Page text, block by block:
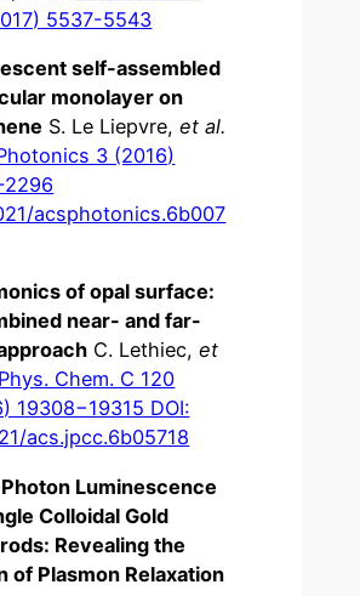
5537-5543
self-assembled
monolayer on
S. Le Liepvre,et al.
3 (2016)
2296
acsphotonics.6b007
of opal surface:
near- and far-
C. Lethiec,et
Chem. C 120
19308−19315 DOI:
acs.jpcc.6b05718
Luminescence
Colloidal Gold
Revealing the
of Plasmon Relaxation